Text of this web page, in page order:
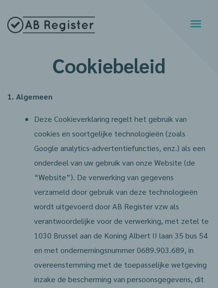
Cookiebeleid
1. Algemeen
Deze Cookieverklaring regelt het gebruik van
cookies en soortgelijke technologieën (zoals
Google analytics-advertentiefuncties, enz.) als een
onderdeel van uw gebruik van onze Website (de
“Website”). De verwerking van gegevens
verzameld door gebruik van deze technologieën
wordt uitgevoerd door AB Register vzw als
verantwoordelijke voor de verwerking, met zetel te
1030 Brussel aan de Koning Albert II laan 35 bus 54
en met ondernemingsnummer 0689.903.689, in
overeenstemming met de toepasselijke wetgeving
inzake de bescherming van persoonsgegevens, dit